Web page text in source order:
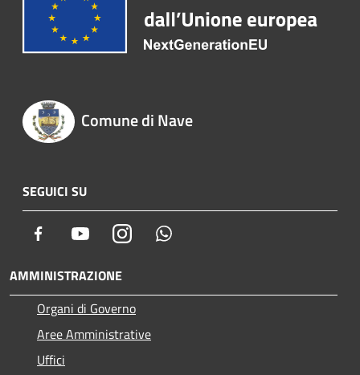
Comune di Nave
SEGUICI SU
Facebook YoutubeInstagram
AMMINISTRAZIONE
Organi di Governo
Aree Amministrative
Uffici